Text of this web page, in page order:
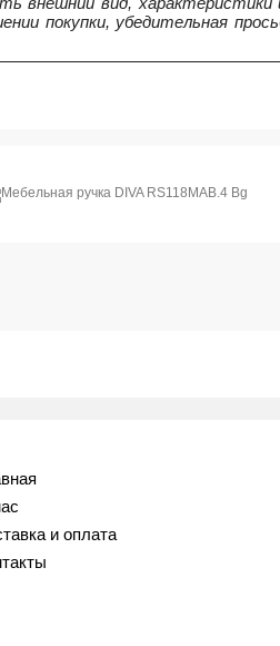
покупки, убедительная
и оплата